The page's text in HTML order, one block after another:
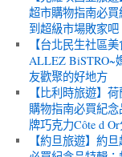
超市購物指南必
到超級市場敗家吧
【台北民生社區
ALLEZ BiSTRO~
友歡聚的好地方
【比利時旅遊】
購物指南必買紀
牌巧克力Côte d
【約旦旅遊】約